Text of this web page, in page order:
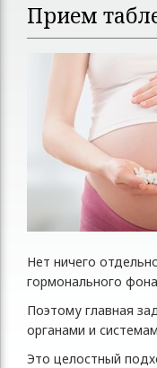
Прием
Нет ничего
гормонального
Поэтому главная
органами и
Это целостный